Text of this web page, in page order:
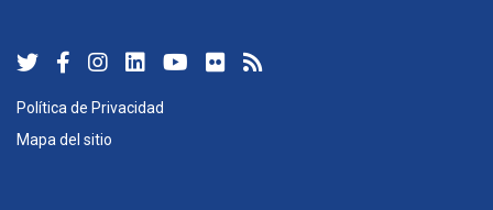
Política de Privacidad
Mapa del sitio